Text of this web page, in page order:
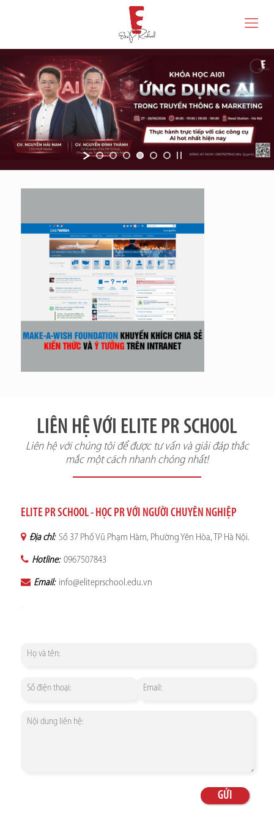
LIÊN HỆ VỚI ELITE PR SCHOOL
Liên hệ với chúng tôi để được tư vấn và giải đáp thắc
mắc một cách nhanh chóng nhất!
ELITE PR SCHOOL - HỌC PR VỚI NGƯỜI CHUYÊN NGHIỆP
Địa chỉ: Số 37 Phố Vũ Phạm Hàm, Phường Yên Hòa, TP Hà Nội.
Hotline: 0967507843
Email: info@eliteprschool.edu.vn